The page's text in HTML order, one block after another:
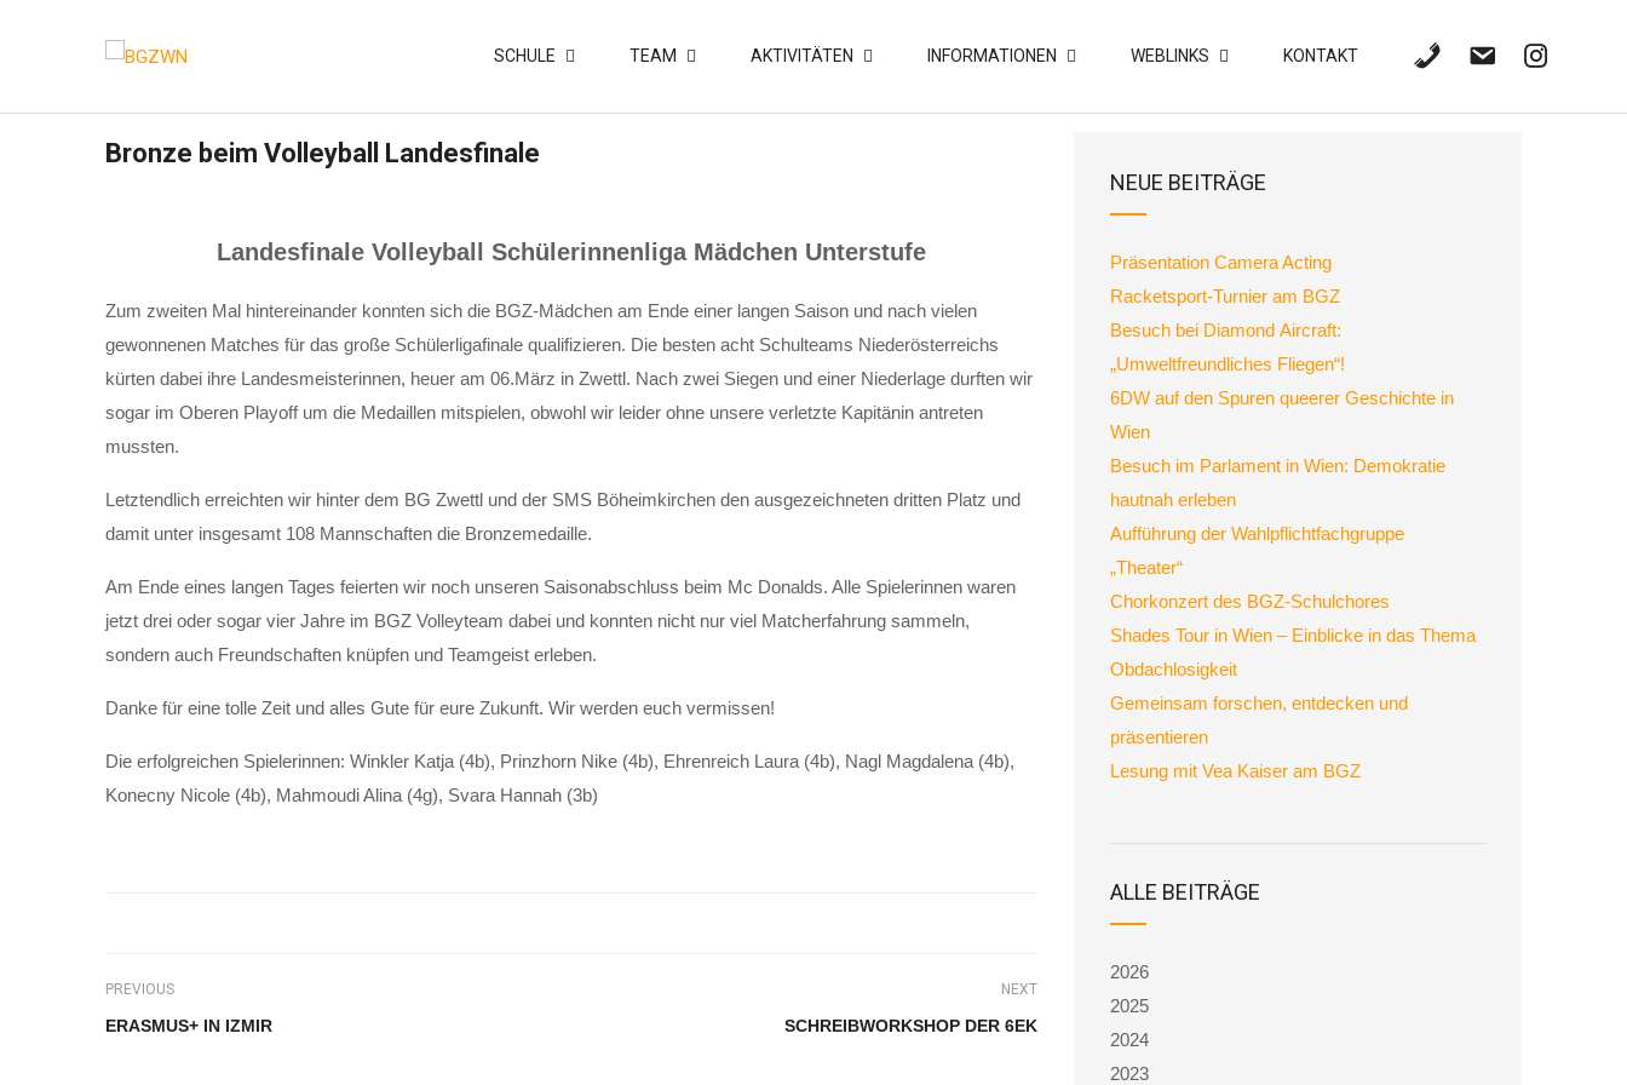
SCHULE TEAM AKTIVITÄTEN INFORMATIONEN WEBLINKS KONTAKT
Bronze beim Volleyball Landesfinale
Landesfinale Volleyball Schülerinnenliga Mädchen Unterstufe
Zum zweiten Mal hintereinander konnten sich die BGZ-Mädchen am Ende einer langen Saison und nach vielen
gewonnenen Matches für das große Schülerligafinale qualifizieren. Die besten acht Schulteams Niederösterreichs
kürten dabei ihre Landesmeisterinnen, heuer am 06.März in Zwettl. Nach zwei Siegen und einer Niederlage durften wir
sogar im Oberen Playoff um die Medaillen mitspielen, obwohl wir leider ohne unsere verletzte Kapitänin antreten
mussten.
Letztendlich erreichten wir hinter dem BG Zwettl und der SMS Böheimkirchen den ausgezeichneten dritten Platz und
damit unter insgesamt 108 Mannschaften die Bronzemedaille.
Am Ende eines langen Tages feierten wir noch unseren Saisonabschluss beim Mc Donalds. Alle Spielerinnen waren
jetzt drei oder sogar vier Jahre im BGZ Volleyteam dabei und konnten nicht nur viel Matcherfahrung sammeln,
sondern auch Freundschaften knüpfen und Teamgeist erleben.
Danke für eine tolle Zeit und alles Gute für eure Zukunft. Wir werden euch vermissen!
Die erfolgreichen Spielerinnen: Winkler Katja (4b), Prinzhorn Nike (4b), Ehrenreich Laura (4b), Nagl Magdalena (4b),
Konecny Nicole (4b), Mahmoudi Alina (4g), Svara Hannah (3b)
PREVIOUS
ERASMUS+ IN IZMIR
NEXT
SCHREIBWORKSHOP DER 6EK
NEUE BEITRÄGE
Präsentation Camera Acting
Racketsport-Turnier am BGZ
Besuch bei Diamond Aircraft:
„Umweltfreundliches Fliegen“!
6DW auf den Spuren queerer Geschichte in
Wien
Besuch im Parlament in Wien: Demokratie
hautnah erleben
Aufführung der Wahlpflichtfachgruppe
„Theater“
Chorkonzert des BGZ-Schulchores
Shades Tour in Wien – Einblicke in das Thema
Obdachlosigkeit
Gemeinsam forschen, entdecken und
präsentieren
Lesung mit Vea Kaiser am BGZ
ALLE BEITRÄGE
2026
2025
2024
2023